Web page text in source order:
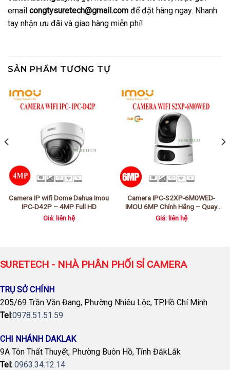
email congtysuretech@gmail.com để đặt hàng ngay. Nhanh
tay nhận ưu đãi và giao hàng miễn phí!
SẢN PHẨM TƯƠNG TỰ
Camera IP wifi Dome Dahua Imou
IPC-D42P – 4MP Full HD
Giá: liên hệ
Camera IPC-S2XP-6M0WED-
IMOU 6MP Chính Hãng – Quay
Quét 360°, Dual Lens 2K
Giá: liên hệ
SURETECH - NHÀ PHÂN PHỐI SỈ CAMERA
TRỤ SỞ CHÍNH
205/69 Trần Văn Đang, Phường Nhiêu Lộc, TP.Hồ Chí Minh
Tel:0978.51.51.59
CHI NHÁNH DAKLAK
9A Tôn Thất Thuyết, Phường Buôn Hồ, Tỉnh ĐắkLắk
Tel: 0963.34.12.14